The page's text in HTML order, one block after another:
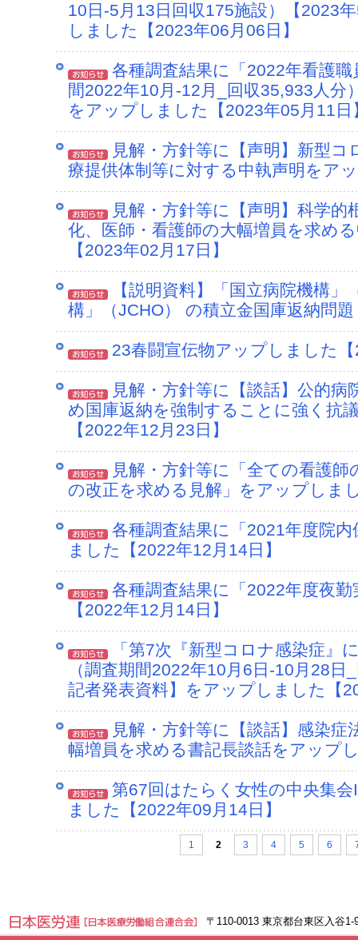
10日-5月13日回収175施設）【2023
しました【2023年06月06日】
各種調査結果に「2022年看護
間2022年10月-12月_回収35,933人分
をアップしました【2023年05月11日
見解・方針等に【声明】新型
療提供体制等に対する中執声明をア
見解・方針等に【声明】科学
化、医師・看護師の大幅増員を求め
【2023年02月17日】
【説明資料】「国立病院機構
構」（JCHO） の積立金国庫返納問
23春闘宣伝物アップしました
見解・方針等に【談話】公的
め国庫返納を強制することに強く抗
【2022年12月23日】
見解・方針等に「全ての看護
の改正を求める見解」をアップしま
各種調査結果に「2021年度院
ました【2022年12月14日】
各種調査結果に「2022年度夜
【2022年12月14日】
「第7次『新型コロナ感染症』
（調査期間2022年10月6日-10月28
記者発表資料】をアップしました【
見解・方針等に【談話】感染
幅増員を求める書記長談話をアップ
第67回はたらく女性の中央集
ました【2022年09月14日】
1 2 3 4 5 6
〒110-0013 東京都台東区入谷